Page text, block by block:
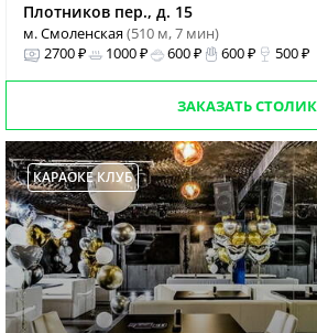
Плотников пер., д. 15
м. Смоленская(510 м, 7 мин)
2700 ₽
1000 ₽ 600 ₽ 600 ₽ 500 ₽
ЗАКАЗАТЬ СТОЛИК
КАРАОКЕ КЛУБ